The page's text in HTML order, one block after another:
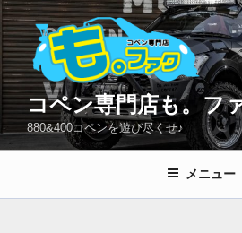
コ
ン
テ
ン
ツ
へ
ス
プ
コペン専門店も。フ
880&400コペンを遊び尽くせ♪
メニュー